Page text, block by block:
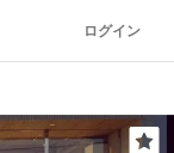
ログイン